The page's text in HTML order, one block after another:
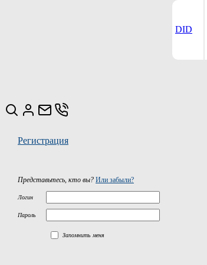
DID
Регистрация
Представьтесь, кто вы? Или забыли?
Логин
Пароль
Запомнить меня